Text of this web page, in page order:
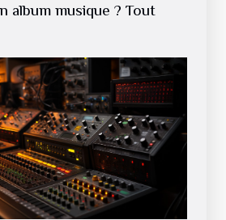
album musique ? Tout